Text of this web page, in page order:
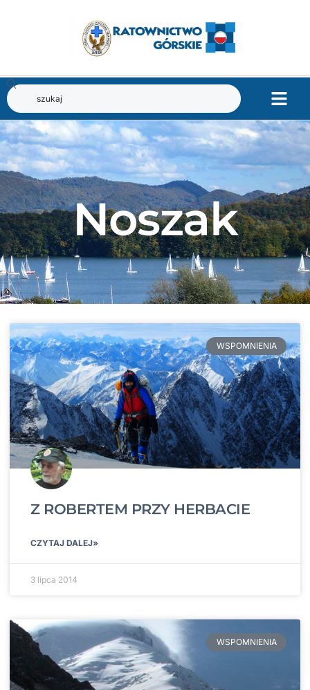
Noszak
WSPOMNIENIA
Z ROBERTEM PRZY HERBACIE
CZYTAJ DALEJ»
3 lipca 2014
WSPOMNIENIA